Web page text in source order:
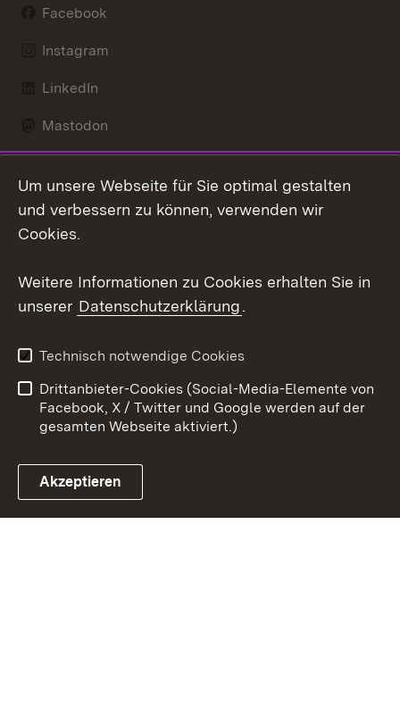
Facebook
Instagram
LinkedIn
Mastodon
X / Twitter
Youtube
Link zum Landesportal
Kontakt
Datenschutz
Barrierefreiheit
Impressum Cookies
Um unsere Webseite für Sie optimal gestalten
und verbessern zu können, verwenden wir
Cookies.
Weitere Informationen zu Cookies erhalten Sie in
unserer Datenschutzerklärung.
Technisch notwendige Cookies
Drittanbieter-Cookies (Social-Media-Elemente von
Facebook, X / Twitter und Google werden auf der
gesamten Webseite aktiviert.)
Akzeptieren